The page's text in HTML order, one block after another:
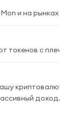
и на
токенов с
доход.